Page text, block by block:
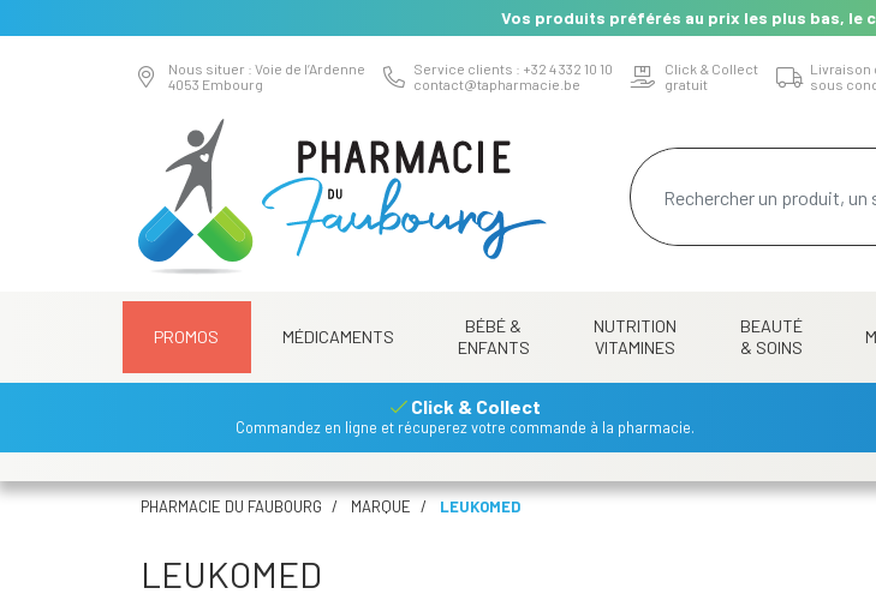
Vos produits préférés au prix les plus bas, le
Nous situer : Voie de l’Ardenne
4053 Embourg
Service clients : +32 4 332 10 10
contact@tapharmacie.be
Click & Collect
gratuit
Livraison
sous
PROMOS MÉDICAMENTS
BÉBÉ &
ENFANTS
NUTRITION
VITAMINES
BEAUTÉ
& SOINS
Click & Collect
Commandez en ligne et récuperez votre commande à la pharmacie.
PHARMACIE DU FAUBOURG MARQUE LEUKOMED
LEUKOMED